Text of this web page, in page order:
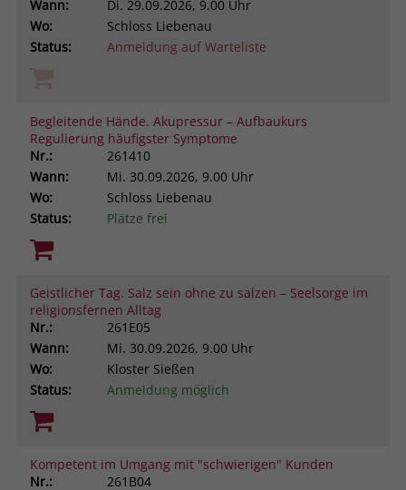
Wann:
Di. 29.09.2026, 9.00 Uhr
Wo:
Schloss Liebenau
Status:
Anmeldung auf Warteliste
Begleitende Hände. Akupressur – Aufbaukurs
Regulierung häufigster Symptome
Nr.:
261410
Wann:
Mi. 30.09.2026, 9.00 Uhr
Wo:
Schloss Liebenau
Status:
Plätze frei
Geistlicher Tag. Salz sein ohne zu salzen – Seelsorge im
religionsfernen Alltag
Nr.:
261E05
Wann:
Mi. 30.09.2026, 9.00 Uhr
Wo:
Kloster Sießen
Status:
Anmeldung möglich
Kompetent im Umgang mit "schwierigen" Kunden
Nr.:
261B04